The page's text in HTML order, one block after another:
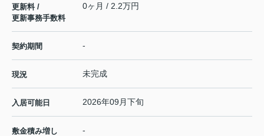
更新料 /
更新事務手数料
0ヶ月 / 2.2万円
契約期間 -
現況 未完成
入居可能日 2026年09月下旬
敷金積み増し -